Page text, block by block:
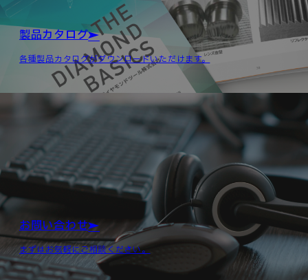
製品カタログ
各種製品カタログがダウンロードいただけます。
お問い合わせ
まずはお気軽にご相談ください。